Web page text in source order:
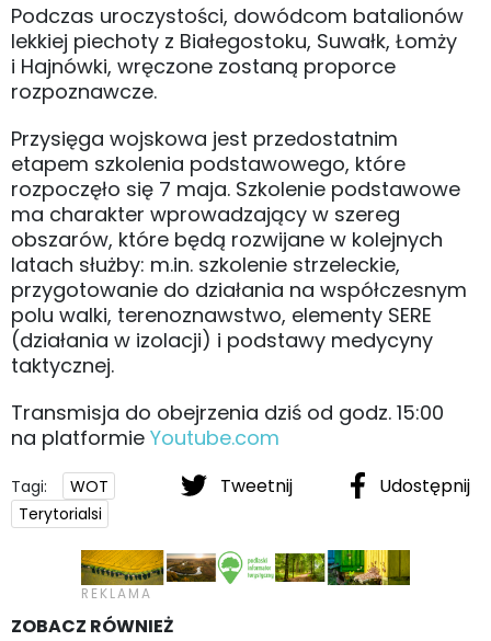
Podczas uroczystości, dowódcom batalionów
lekkiej piechoty z Białegostoku, Suwałk, Łomży
i Hajnówki, wręczone zostaną proporce
rozpoznawcze.
Przysięga wojskowa jest przedostatnim
etapem szkolenia podstawowego, które
rozpoczęło się 7 maja. Szkolenie podstawowe
ma charakter wprowadzający w szereg
obszarów, które będą rozwijane w kolejnych
latach służby: m.in. szkolenie strzeleckie,
przygotowanie do działania na współczesnym
polu walki, terenoznawstwo, elementy SERE
(działania w izolacji) i podstawy medycyny
taktycznej.
Transmisja do obejrzenia dziś od godz. 15:00
na platformie Youtube.com
Tweetnij Udostępnij
Tagi:
WOT
Terytorialsi
ZOBACZ RÓWNIEŻ